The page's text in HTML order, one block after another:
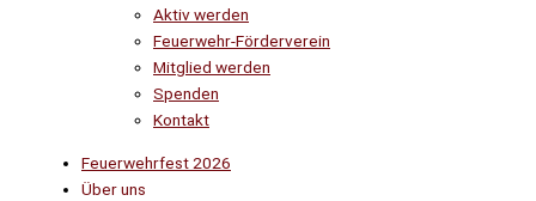
Aktiv werden
Feuerwehr-Förderverein
Mitglied werden
Spenden
Kontakt
Feuerwehrfest 2026
Über uns